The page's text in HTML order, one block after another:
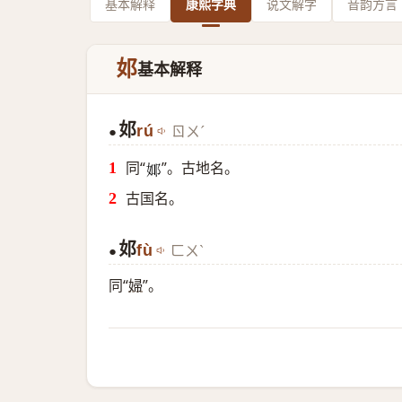
基本解释 康熙字典 说文解字 音韵方言
邚基本解释
● 邚rú ㄖㄨˊ
同“𨚴 ”。古地名。
古国名。
● 邚fù ㄈㄨˋ
同“婦”。